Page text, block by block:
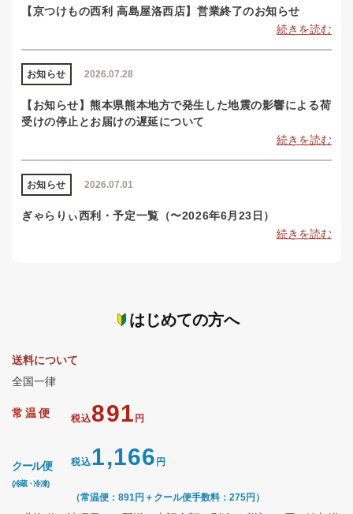
【京つけもの西利 高島屋洛西店】営業終了のお知らせ
続きを読む
2026.07.28
お知らせ
【お知らせ】熊本県熊本地方で発生した地震の影響による荷
受けの停止とお届けの遅延について
続きを読む
2026.07.01
お知らせ
ぎゃらりぃ西利・予定一覧（〜2026年6月23日）
続きを読む
はじめての方へ
送料について
全国一律
常温便 税込891 円
クール便
(冷蔵・冷凍)
税込1,166 円
（常温便：891円＋クール便手数料：275円）